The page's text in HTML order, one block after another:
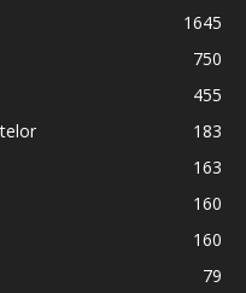
1645
750
455
183
163
160
160
79